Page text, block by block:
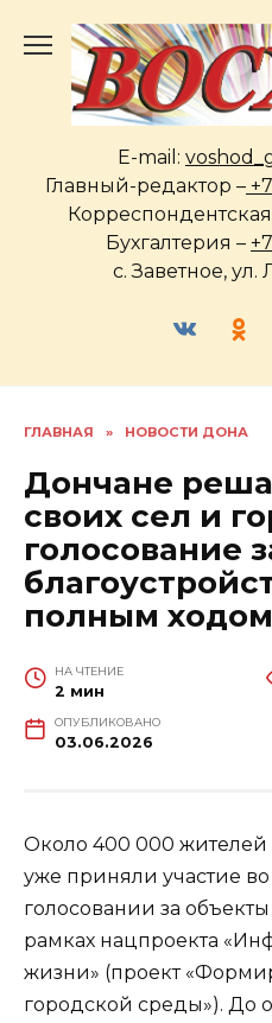
содержанию
E-mail:
Главный-редактор –
Бухгалтерия –
с. Заветное,
ГЛАВНАЯ » НОВОСТИ ДОНА
Дончане
своих сел и
голосование
полным ходом
НА ЧТЕНИЕ
2 мин
ОПУБЛИКОВАНО
03.06.2026
Около 400 000 жителей
уже приняли участие
голосовании за объекты
рамках нацпроекта
жизни» (проект
городской среды»). До